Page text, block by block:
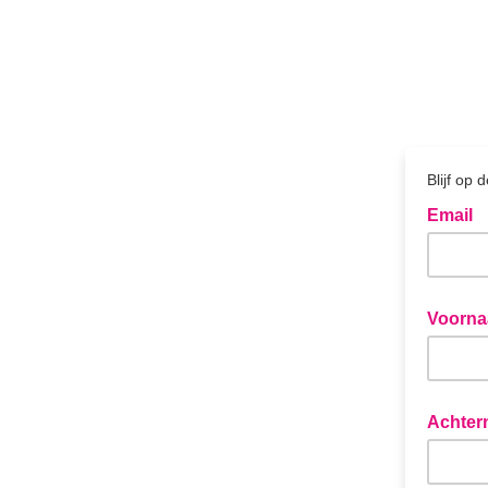
Blijf op
Email